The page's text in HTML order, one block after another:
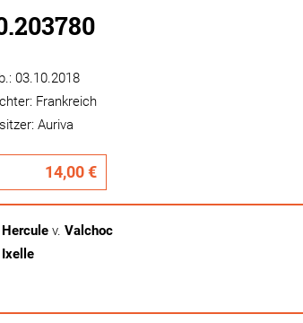
03.10.2018
Frankreich
Auriva
14,00 €
Hercule v. Valchoc
Ixelle